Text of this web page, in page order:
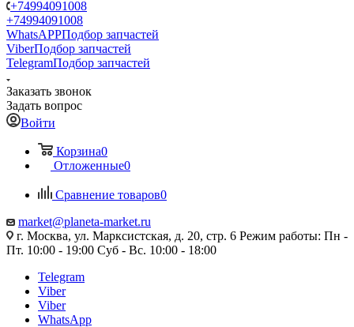
+74994091008
+74994091008
WhatsAPPПодбор запчастей
ViberПодбор запчастей
TelegramПодбор запчастей
Заказать звонок
Задать вопрос
Войти
Корзина0
Отложенные0
Сравнение товаров0
market@planeta-market.ru
г. Москва, ул. Марксистская, д. 20, стр. 6 Режим работы: Пн -
Пт. 10:00 - 19:00 Суб - Вс. 10:00 - 18:00
Telegram
Viber
Viber
WhatsApp